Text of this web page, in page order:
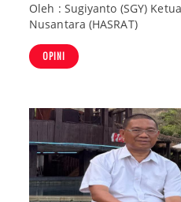
Oleh : Sugiyanto (SGY)
Nusantara (HASRAT)
OPINI